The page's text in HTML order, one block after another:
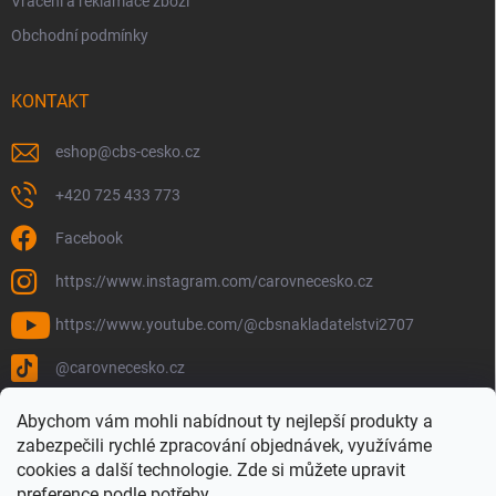
Abychom vám mohli nabídnout ty nejlepší produkty a
zabezpečili rychlé zpracování objednávek, využíváme
cookies a další technologie. Zde si můžete upravit
Obchodní podmínky
KONTAKT
eshop@cbs-cesko.cz
+420 725 433 773
Facebook
https://www.instagram.com/carovnecesko.cz
https://www.youtube.com/@cbsnakladatelstvi2707
@carovnecesko.cz